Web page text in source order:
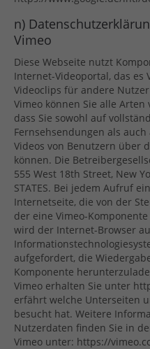
n)
Vimeo
Diese Webseite nutzt
Internet-Videoportal, das
Videoclips für andere
Vimeo können Sie alle
dass Sie sowohl auf
Fernsehsendungen als
Videos von Benutzern über
können. Die
555 West 18th Street, New
STATES. Bei jedem Aufruf
Internetseite, die von der
der eine Vimeo-
wird der Internet-Browser
aufgefordert, die
Komponente
Vimeo erhalten Sie unter
erfährt welche Unterseiten
besucht hat. Weitere
Nutzerdaten finden Sie in
Vimeo unter: https://